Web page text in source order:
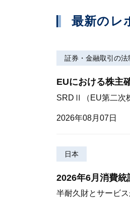
最新のレ
証券・金融取引の法
EUにおける株主
SRDⅡ（EU第二次
2026年08月07日
日本
2026年6月消費統
半耐久財とサービ